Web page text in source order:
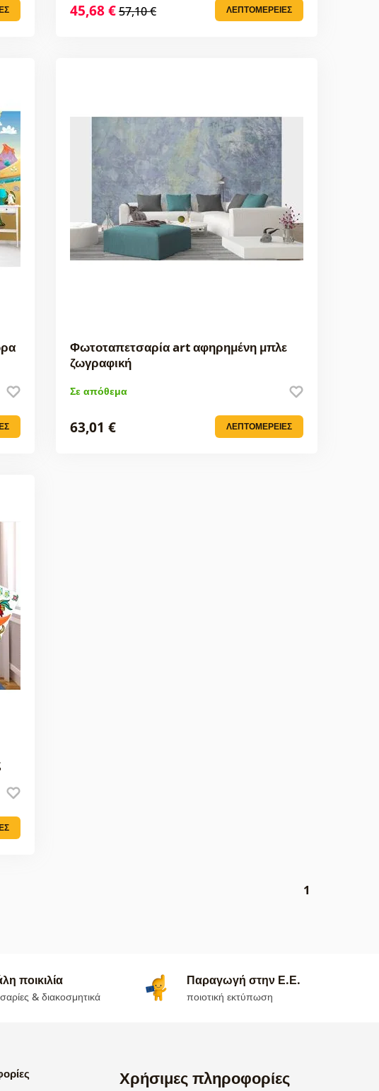
ΛΕΠΤΟΜΈΡΕΙΕΣ
45,68 €57,10 €
Φωτοταπετσαρία art αφηρημένη μπλε
ζωγραφική
Σε απόθεμα
ΛΕΠΤΟΜΈΡΕΙΕΣ
63,01 €
1
ποικιλία
& διακοσμητικά
Παραγωγή στην Ε.Ε.
ποιοτική εκτύπωση
Χρήσιμες πληροφορίες